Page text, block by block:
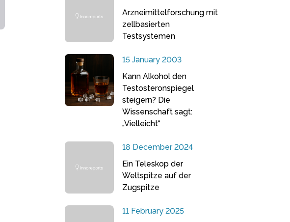
Arzneimittelforschung mit
zellbasierten
Testsystemen
15 January 2003
Kann Alkohol den
Testosteronspiegel
steigern? Die
Wissenschaft sagt:
„Vielleicht“
18 December 2024
Ein Teleskop der
Weltspitze auf der
Zugspitze
11 February 2025